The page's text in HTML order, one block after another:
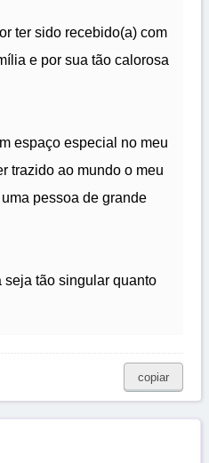
ter sido recebido(a) com
e por sua tão calorosa
espaço especial no meu
trazido ao mundo o meu
pessoa de grande
tão singular quanto
copiar